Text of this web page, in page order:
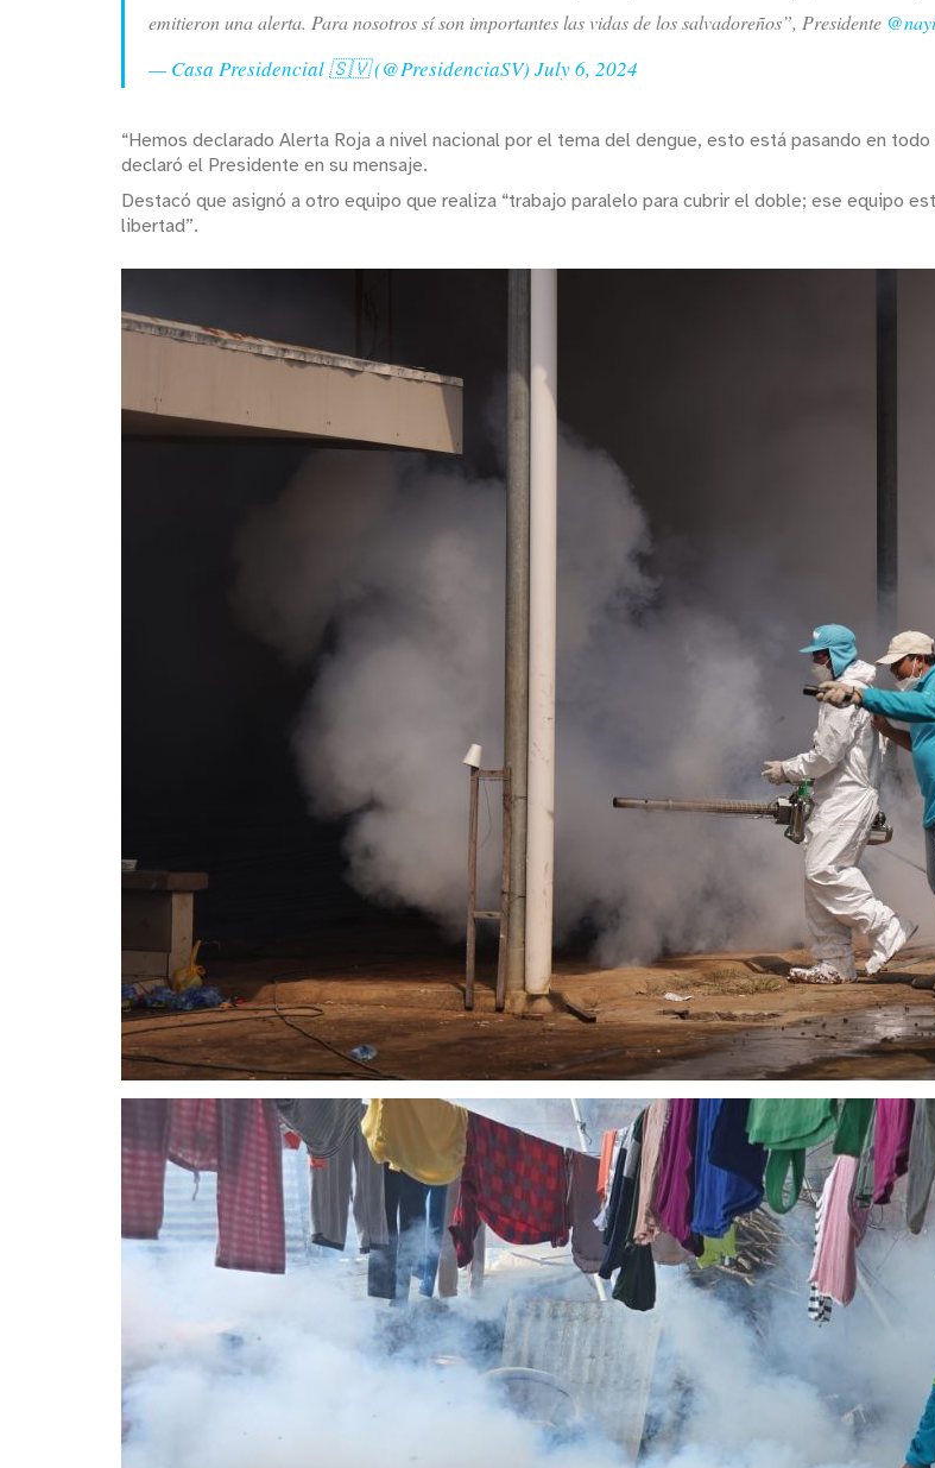
emitieron una alerta. Para nosotros sí son importantes las vidas de los salvadoreños”, Presidente
— Casa Presidencial 🇸🇻 (@PresidenciaSV) July 6, 2024
“Hemos declarado Alerta Roja a nivel nacional por el tema del dengue, esto está pasando en
declaró el Presidente en su mensaje.
Destacó que asignó a otro equipo que realiza “trabajo paralelo para cubrir el doble; ese equipo
libertad”.